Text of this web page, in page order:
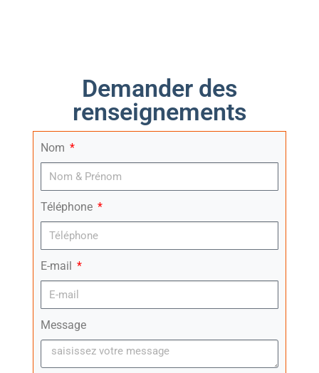
Demander des
renseignements
Nom
Téléphone
E-mail
Message